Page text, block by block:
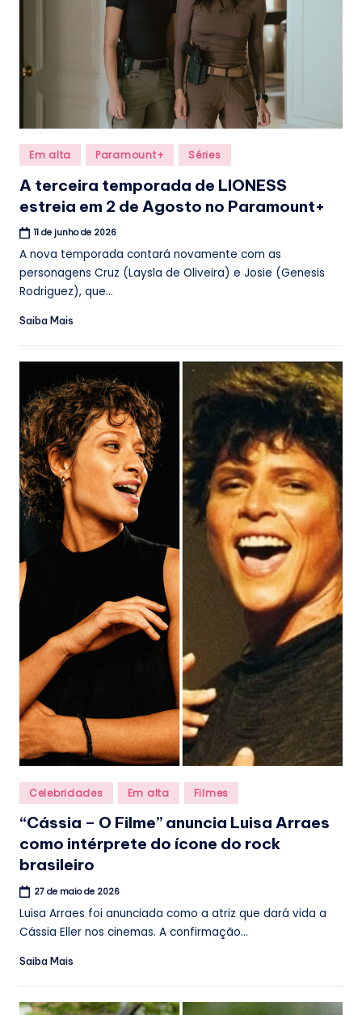
Posted
in
Em alta Paramount+ Séries
A terceira temporada de LIONESS
estreia em 2 de Agosto no Paramount+
11 de junho de 2026
A nova temporada contará novamente com as
personagens Cruz (Laysla de Oliveira) e Josie (Genesis
Rodriguez), que...
Saiba Mais
Posted
in
Celebridades Em alta Filmes
“Cássia – O Filme” anuncia Luisa Arraes
como intérprete do ícone do rock
brasileiro
27 de maio de 2026
Luisa Arraes foi anunciada como a atriz que dará vida a
Cássia Eller nos cinemas. A confirmação...
Saiba Mais